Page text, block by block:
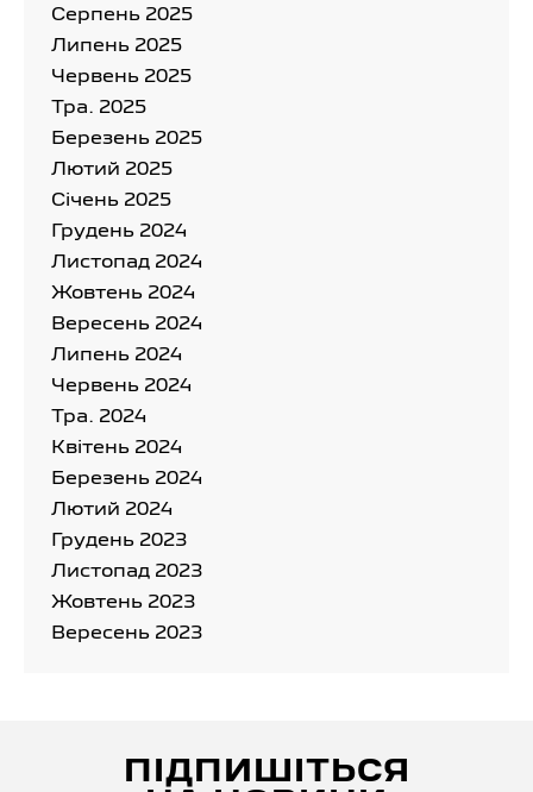
Серпень 2025
Липень 2025
Червень 2025
Тра. 2025
Березень 2025
Лютий 2025
Cічень 2025
Грудень 2024
Листопад 2024
Жовтень 2024
Вересень 2024
Липень 2024
Червень 2024
Тра. 2024
Квітень 2024
Березень 2024
Лютий 2024
Грудень 2023
Листопад 2023
Жовтень 2023
Вересень 2023
ПІДПИШІТЬСЯ